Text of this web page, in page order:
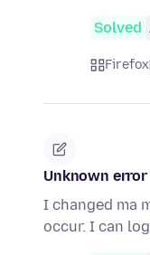
Solved
Firefox
Unknown
I changed ma
occur. I can